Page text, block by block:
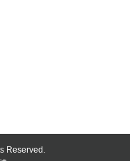
Reserved.